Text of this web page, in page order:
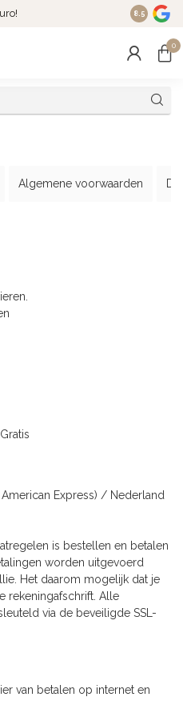
Dé
8.5
0
Algemene voorwaarden
Express) / Nederland
is bestellen en betalen
worden uitgevoerd
Het daarom mogelijk dat je
rekeningafschrift. Alle
via de beveiligde SSL-
van betalen op internet en